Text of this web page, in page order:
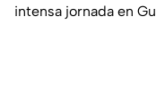
intensa jornada en